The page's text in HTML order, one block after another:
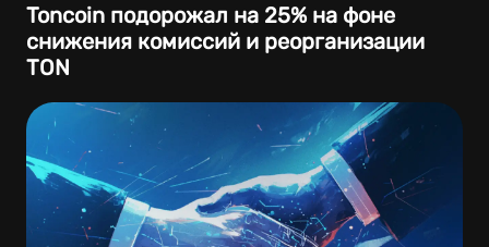
Toncoin подорожал на 25% на фоне
снижения комиссий и реорганизации
TON